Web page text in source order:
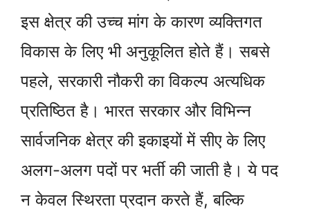
इस क्षेत्र की उच्च मांग के कारण व्यक्तिगत
विकास के लिए भी अनुकूलित होते हैं। सबसे
पहले, सरकारी नौकरी का विकल्प अत्यधिक
प्रतिष्ठित है। भारत सरकार और विभिन्न
सार्वजनिक क्षेत्र की इकाइयों में सीए के लिए
अलग-अलग पदों पर भर्ती की जाती है। ये पद
न केवल स्थिरता प्रदान करते हैं, बल्कि